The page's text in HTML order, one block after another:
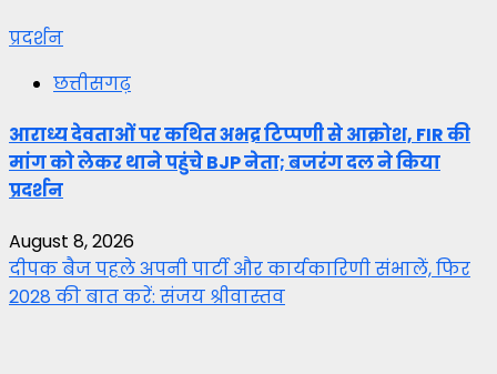
प्रदर्शन
छत्तीसगढ़
आराध्य देवताओं पर कथित अभद्र टिप्पणी से आक्रोश, FIR की
मांग को लेकर थाने पहुंचे BJP नेता; बजरंग दल ने किया
प्रदर्शन
August 8, 2026
दीपक बैज पहले अपनी पार्टी और कार्यकारिणी संभालें, फिर
2028 की बात करें: संजय श्रीवास्तव